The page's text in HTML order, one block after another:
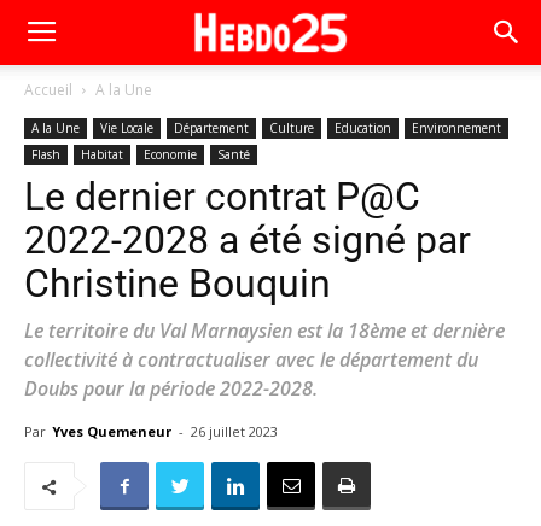
Accueil A la Une
A la Une Vie Locale Département Culture Education
Environnement
Flash
Habitat Economie Santé
Le dernier contrat P@C
2022-2028 a été signé par
Christine Bouquin
Le territoire du Val Marnaysien est la 18ème et dernière
collectivité à contractualiser avec le département du
Doubs pour la période 2022-2028.
Par Yves Quemeneur - 26 juillet 2023